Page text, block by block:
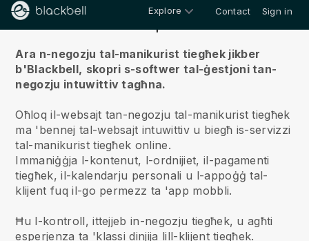
Explore Contact Sign in
Ara n-negozju tal-manikurist tiegħek jikber
b'Blackbell, skopri s-softwer tal-ġestjoni tan-
negozju intuwittiv tagħna.
Oħloq il-websajt tan-negozju tal-manikurist tiegħek
ma 'bennej tal-websajt intuwittiv u biegħ is-servizzi
tal-manikurist tiegħek online.
Immaniġġja l-kontenut, l-ordnijiet, il-pagamenti
tiegħek, il-kalendarju personali u l-appoġġ tal-
klijent fuq il-go permezz ta 'app mobbli.
Ħu l-kontroll, ittejjeb in-negozju tiegħek, u agħti
esperjenza ta 'klassi dinjija lill-klijent tiegħek.